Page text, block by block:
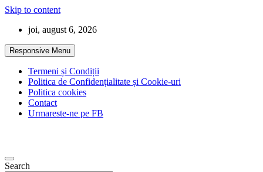
Skip to content
joi, august 6, 2026
Responsive Menu
Termeni și Condiții
Politica de Confidențialitate și Cookie-uri
Politica cookies
Contact
Urmareste-ne pe FB
Search